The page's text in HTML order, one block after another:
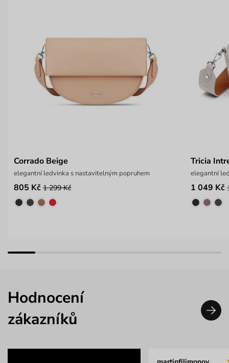
Corrado Beige
elegantní ledvinka s nastavitelným popruhem
805 Kč 1 299 Kč
Tricia
elegantní
1 049 Kč
Hodnocení
zákazníků